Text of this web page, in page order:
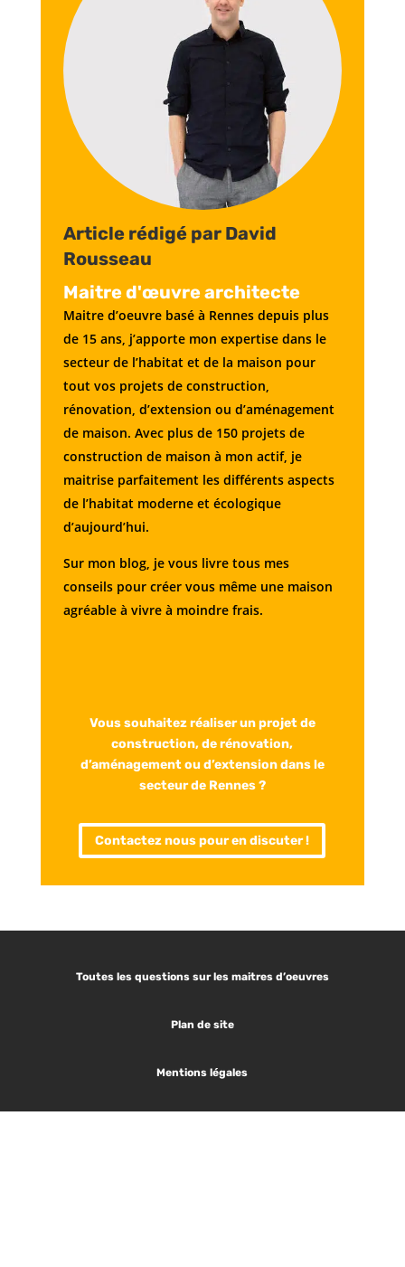
Article rédigé par David
Rousseau
Maitre d'œuvre architecte
Maitre d’oeuvre basé à Rennes depuis plus
de 15 ans, j’apporte mon expertise dans le
secteur de l’habitat et de la maison pour
tout vos projets de construction,
rénovation, d’extension ou d’aménagement
de maison. Avec plus de 150 projets de
construction de maison à mon actif, je
maitrise parfaitement les différents aspects
de l’habitat moderne et écologique
d’aujourd’hui.
Sur mon blog, je vous livre tous mes
conseils pour créer vous même une maison
agréable à vivre à moindre frais.
Vous souhaitez réaliser un projet de
construction, de rénovation,
d’aménagement ou d’extension dans le
secteur de Rennes ?
Contactez nous pour en discuter !
Toutes les questions sur les maitres d’oeuvres
Plan de site
Mentions légales